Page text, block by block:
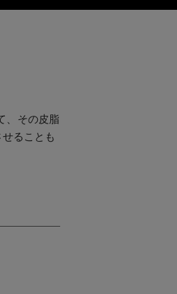
、その皮脂
ることも